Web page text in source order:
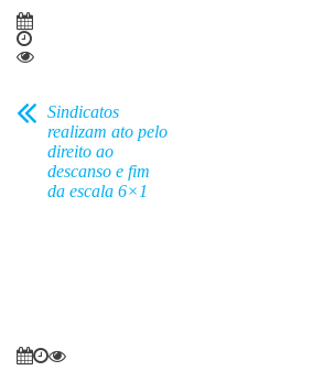
Sindicatos
realizam ato pelo
direito ao
descanso e fim
da escala 6×1